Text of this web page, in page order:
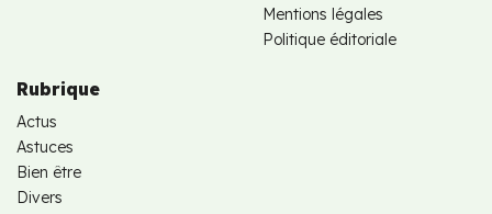
Mentions légales
Politique éditoriale
Rubrique
Actus
Astuces
Bien être
Divers